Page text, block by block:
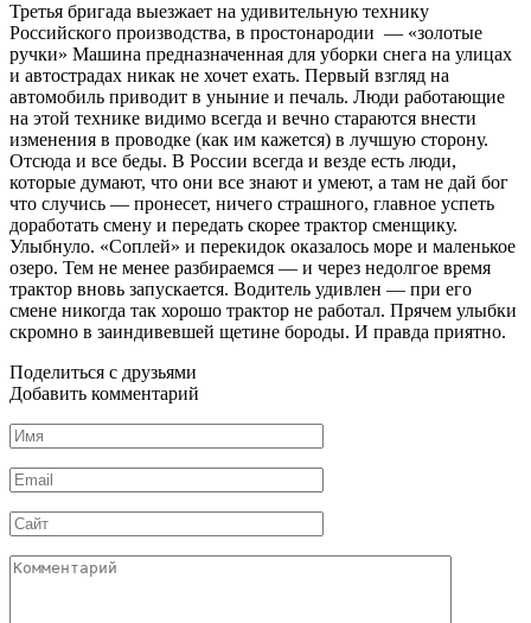
Третья бригада выезжает на удивительную технику
Российского производства, в простонародии — «золотые
ручки» Машина предназначенная для уборки снега на улицах
и автострадах никак не хочет ехать. Первый взгляд на
автомобиль приводит в уныние и печаль. Люди работающие
на этой технике видимо всегда и вечно стараются внести
изменения в проводке (как им кажется) в лучшую сторону.
Отсюда и все беды. В России всегда и везде есть люди,
которые думают, что они все знают и умеют, а там не дай бог
что случись — пронесет, ничего страшного, главное успеть
доработать смену и передать скорее трактор сменщику.
Улыбнуло. «Соплей» и перекидок оказалось море и маленькое
озеро. Тем не менее разбираемся — и через недолгое время
трактор вновь запускается. Водитель удивлен — при его
смене никогда так хорошо трактор не работал. Прячем улыбки
скромно в заиндивевшей щетине бороды. И правда приятно.
Поделиться с друзьями
Добавить комментарий
Имя
*
Email
*
Сайт
Комментарий